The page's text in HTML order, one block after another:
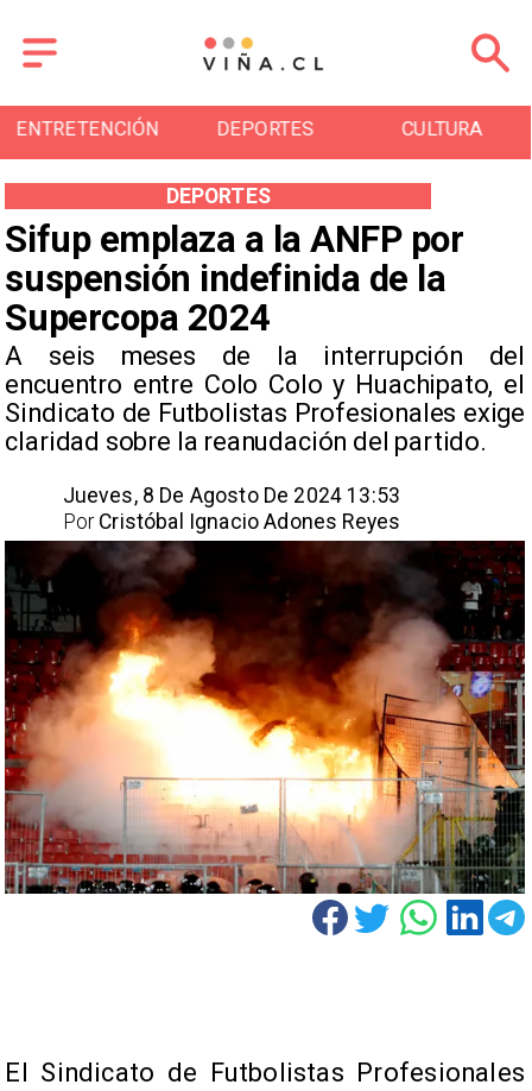
ENTRETENCIÓN DEPORTES CULTURA
Sifup emplaza a la ANFP por
suspensión indefinida de la
Supercopa 2024
A seis meses de la interrupción del
encuentro entre Colo Colo y Huachipato, el
Sindicato de Futbolistas Profesionales exige
claridad sobre la reanudación del partido.
DEPORTES
Jueves, 8 De Agosto De 2024 13:53
Cristóbal Ignacio Adones Reyes
Por
El Sindicato de Futbolistas Profesionales